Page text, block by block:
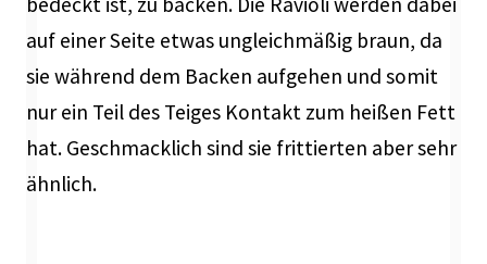
auf einer Seite etwas ungleichmäßig braun, da
sie während dem Backen aufgehen und somit
nur ein Teil des Teiges Kontakt zum heißen Fett
hat. Geschmacklich sind sie frittierten aber sehr
ähnlich.